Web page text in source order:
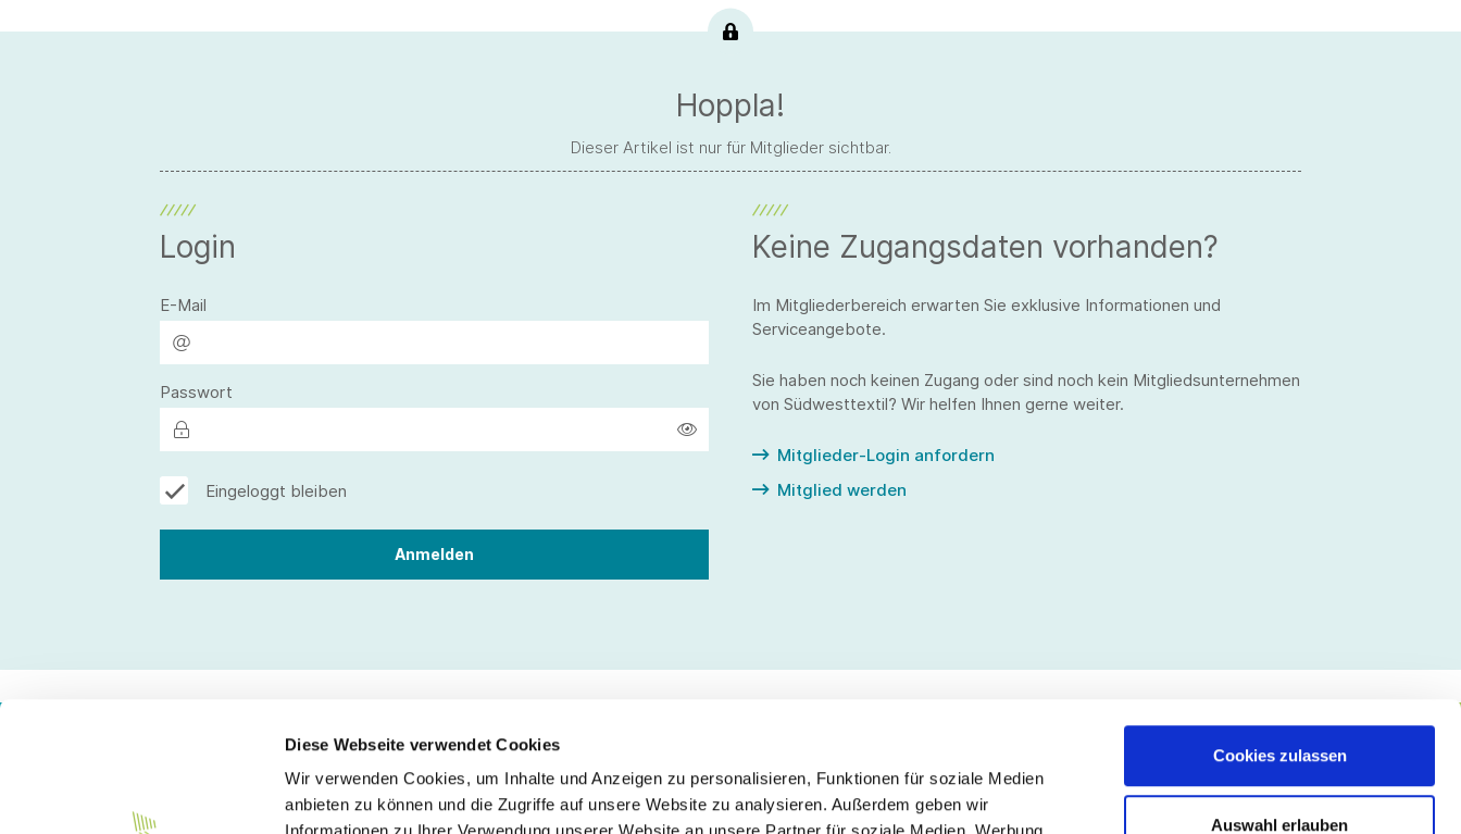
Diese Webseite verwendet Cookies
Wir verwenden Cookies, um Inhalte und Anzeigen zu personalisieren, Funktionen für soziale Medien
anbieten zu können und die Zugriffe auf unsere Website zu analysieren. Außerdem geben wir
Cookies zulassen
Auswahl erlauben
Hoppla!
Dieser Artikel ist nur für Mitglieder sichtbar.
Login
E-Mail
Passwort
Eingeloggt bleiben
Keine Zugangsdaten vorhanden?
Im Mitgliederbereich erwarten Sie exklusive Informationen und
Serviceangebote.
Sie haben noch keinen Zugang oder sind noch kein Mitgliedsunternehmen
von Südwesttextil? Wir helfen Ihnen gerne weiter.
Mitglieder-Login anfordern
Mitglied werden
Service Folgen Sie uns